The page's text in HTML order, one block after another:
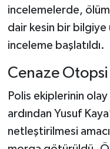
incelemelerde,
dair kesin bir bilgiye
inceleme başlatıldı.
Cenaze Otopsi
Polis ekiplerinin olay
ardından Yusuf
netleştirilmesi